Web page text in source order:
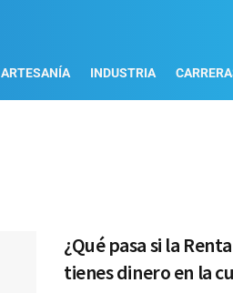
ARTESANÍA INDUSTRIA
¿Qué pasa si la
tienes dinero en la